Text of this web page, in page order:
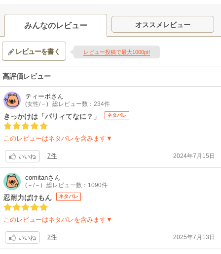
みんなのレビュー オススメレビュー
レビューを書く レビュー投稿で最大1000pt!
高評価レビュー
ティーボさん
(女性/－) 総レビュー数：234件
きっかけは「パリィてなに？」 ネタバレ
このレビューはネタバレを含みます▼
いいね 7件 2024年7月15日
comitanさん
(－/－) 総レビュー数：1090件
忍耐力ばけもん ネタバレ
このレビューはネタバレを含みます▼
いいね 2件 2025年7月13日